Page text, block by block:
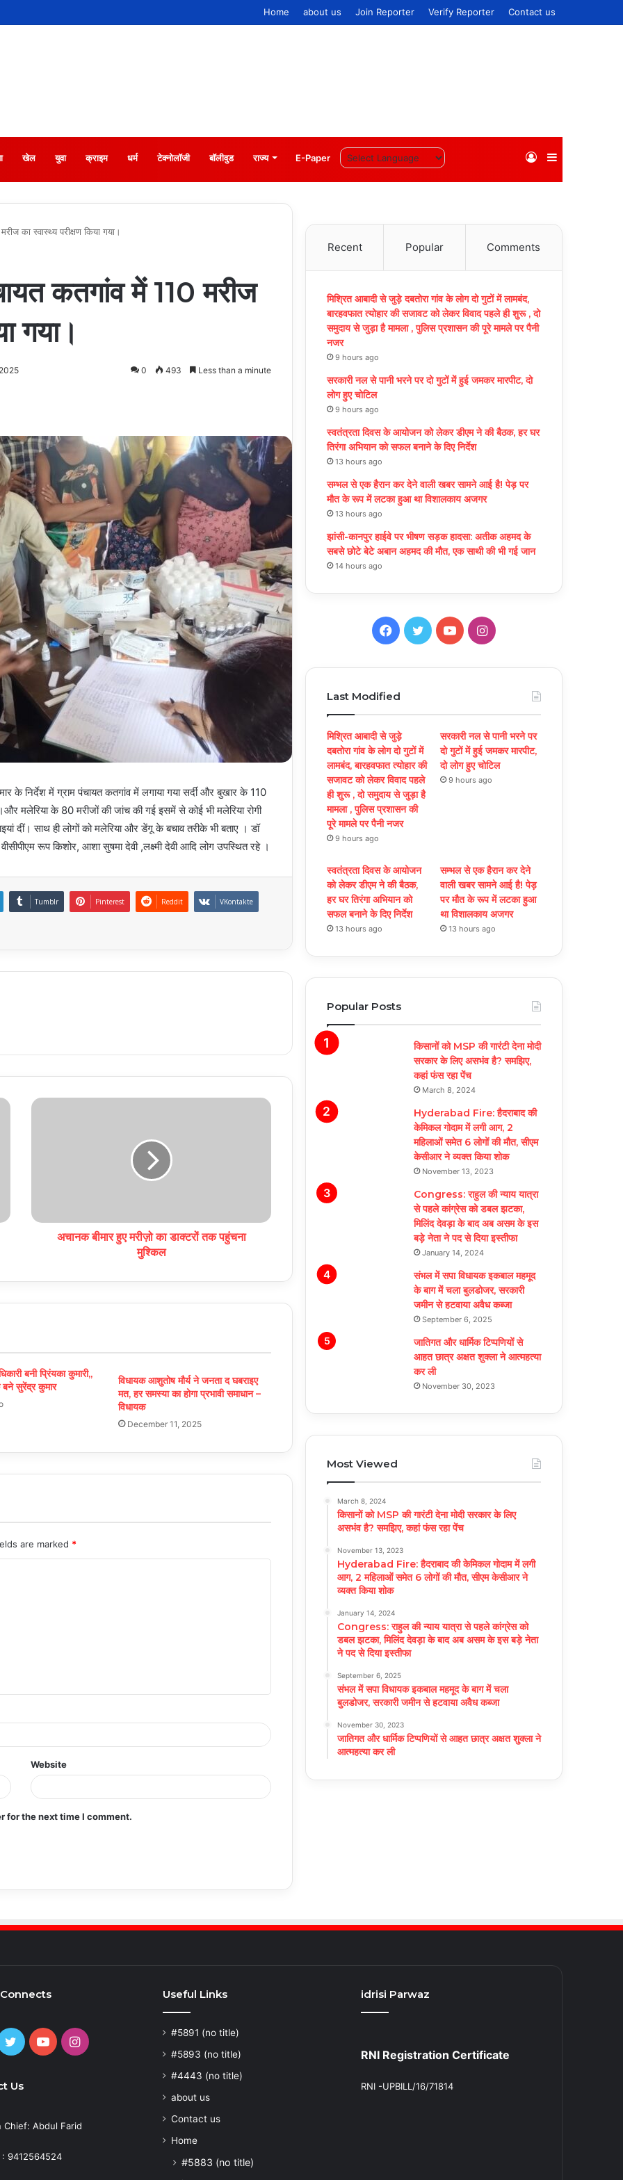
Home about us Join Reporter Verify Reporter Contact us
खेल युवा क्राइम धर्म टेक्नोलॉजी बॉलीवुड राज्य E-Paper Log
का स्वास्थ्य परीक्षण किया गया।
कतगांव में 110 मरीज
गया।
0 493 Less than a minute
के निर्देश में ग्राम पंचायत कतगांव में लगाया गया सर्दी और बुखार के 110
मलेरिया के 80 मरीजों की जांच की गई इसमें से कोई भी मलेरिया रोगी
दीं। साथ ही लोगों को मलेरिया और डेंगू के बचाव तरीके भी बताए । डॉ
रूप किशोर, आशा सुषमा देवी ,लक्ष्मी देवी आदि लोग उपस्थित रहे ।
Tumblr Pinterest Reddit VKontakte
अचानक बीमार हुए मरीज़ो का डाक्टरों तक पहुंचना
मुश्किल
बनी प्रिंयका कुमारी,,
बने सुरेंद्र कुमार
विधायक आशुतोष मौर्य ने जनता द घबराइए
मत, हर समस्या का होगा प्रभावी समाधान –
विधायक
December 11, 2025
are marked *
Website
for the next time I comment.
Recent Popular Comments
मिश्रित आबादी से जुड़े दबतोरा गांव के लोग दो गुटों में लामबंद,
बारहवफात त्योहार की सजावट को लेकर विवाद पहले ही शुरू , दो
समुदाय से जुड़ा है मामला , पुलिस प्रशासन की पूरे मामले पर पैनी
नजर
9 hours ago
सरकारी नल से पानी भरने पर दो गुटों में हुई जमकर मारपीट, दो
लोग हुए चोटिल
9 hours ago
स्वतंत्रता दिवस के आयोजन को लेकर डीएम ने की बैठक, हर घर
तिरंगा अभियान को सफल बनाने के दिए निर्देश
13 hours ago
सम्भल से एक हैरान कर देने वाली खबर सामने आई है! पेड़ पर
मौत के रूप में लटका हुआ था विशालकाय अजगर
13 hours ago
झांसी-कानपुर हाईवे पर भीषण सड़क हादसा: अतीक अहमद के
सबसे छोटे बेटे अबान अहमद की मौत, एक साथी की भी गई जान
14 hours ago
F
e
b
o
o
k
T
t
e
r
Y
T
u
b
I
t
a
g
Last Modified
मिश्रित आबादी से जुड़े
दबतोरा गांव के लोग दो गुटों में
लामबंद, बारहवफात त्योहार की
सजावट को लेकर विवाद पहले
ही शुरू , दो समुदाय से जुड़ा है
मामला , पुलिस प्रशासन की
पूरे मामले पर पैनी नजर
9 hours ago
सरकारी नल से पानी भरने पर
दो गुटों में हुई जमकर मारपीट,
दो लोग हुए चोटिल
9 hours ago
स्वतंत्रता दिवस के आयोजन
को लेकर डीएम ने की बैठक,
हर घर तिरंगा अभियान को
सफल बनाने के दिए निर्देश
13 hours ago
सम्भल से एक हैरान कर देने
वाली खबर सामने आई है! पेड़
पर मौत के रूप में लटका हुआ
था विशालकाय अजगर
13 hours ago
Popular Posts
किसानों को MSP की गारंटी देना मोदी
सरकार के लिए असभंव है? समझिए,
कहां फंस रहा पेंच
March 8, 2024
Hyderabad Fire: हैदराबाद की
केमिकल गोदाम में लगी आग, 2
महिलाओं समेत 6 लोगों की मौत, सीएम
केसीआर ने व्यक्त किया शोक
November 13, 2023
Congress: राहुल की न्याय यात्रा
से पहले कांग्रेस को डबल झटका,
मिलिंद देवड़ा के बाद अब असम के इस
बड़े नेता ने पद से दिया इस्तीफा
January 14, 2024
संभल में सपा विधायक इकबाल महमूद
के बाग में चला बुलडोजर, सरकारी
जमीन से हटवाया अवैध कब्जा
September 6, 2025
जातिगत और धार्मिक टिप्पणियों से
आहत छात्र अक्षत शुक्ला ने आत्महत्या
कर ली
November 30, 2023
Most Viewed
March 8, 2024
किसानों को MSP की गारंटी देना मोदी सरकार के लिए
असभंव है? समझिए, कहां फंस रहा पेंच
November 13, 2023
Hyderabad Fire: हैदराबाद की केमिकल गोदाम में लगी
आग, 2 महिलाओं समेत 6 लोगों की मौत, सीएम केसीआर ने
व्यक्त किया शोक
January 14, 2024
Congress: राहुल की न्याय यात्रा से पहले कांग्रेस को
डबल झटका, मिलिंद देवड़ा के बाद अब असम के इस बड़े नेता
ने पद से दिया इस्तीफा
September 6, 2025
संभल में सपा विधायक इकबाल महमूद के बाग में चला
बुलडोजर, सरकारी जमीन से हटवाया अवैध कब्जा
November 30, 2023
जातिगत और धार्मिक टिप्पणियों से आहत छात्र अक्षत शुक्ला ने
आत्महत्या कर ली
TwitterYouTubeInstagram
Us
Chief: Abdul Farid
9412564524
Useful Links
#5891 (no title)
#5893 (no title)
#4443 (no title)
about us
Contact us
Home
#5883 (no title)
idrisi Parwaz
RNI Registration Certificate
RNI -UPBILL/16/71814